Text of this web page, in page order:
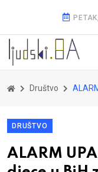
Društvo ALARM
DRUŠTVO
ALARM